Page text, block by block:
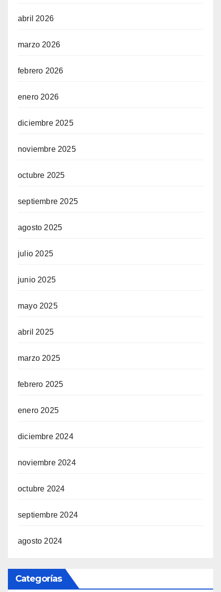
abril 2026
marzo 2026
febrero 2026
enero 2026
diciembre 2025
noviembre 2025
octubre 2025
septiembre 2025
agosto 2025
julio 2025
junio 2025
mayo 2025
abril 2025
marzo 2025
febrero 2025
enero 2025
diciembre 2024
noviembre 2024
octubre 2024
septiembre 2024
agosto 2024
Categorías